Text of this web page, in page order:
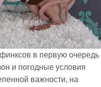
в первую очередь
и погодные условия
важности, на